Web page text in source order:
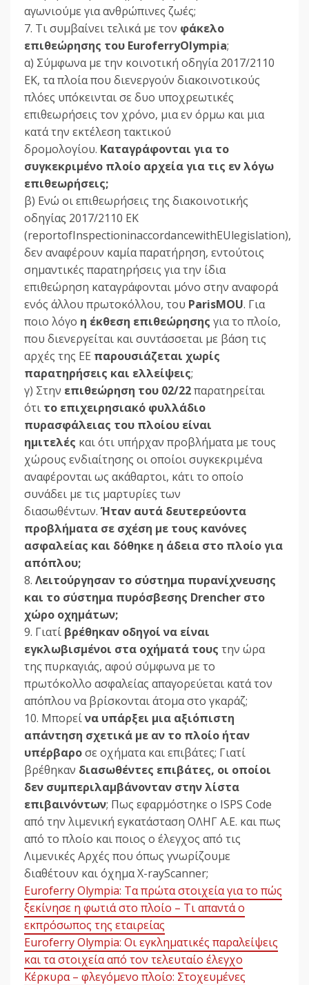
αγωνιούμε για ανθρώπινες ζωές;
7. Τι συμβαίνει τελικά με τον φάκελο
επιθεώρησης του EuroferryOlympia;
α) Σύμφωνα με την κοινοτική οδηγία 2017/2110
ΕΚ, τα πλοία που διενεργούν διακοινοτικούς
πλόες υπόκεινται σε δυο υποχρεωτικές
επιθεωρήσεις τον χρόνο, μια εν όρμω και μια
κατά την εκτέλεση τακτικού
δρομολογίου. Καταγράφονται για το
συγκεκριμένο πλοίο αρχεία για τις εν λόγω
επιθεωρήσεις;
β) Ενώ οι επιθεωρήσεις της διακοινοτικής
οδηγίας 2017/2110 ΕΚ
(reportofInspectioninaccordancewithEUlegislation),
δεν αναφέρουν καμία παρατήρηση, εντούτοις
σημαντικές παρατηρήσεις για την ίδια
επιθεώρηση καταγράφονται μόνο στην αναφορά
ενός άλλου πρωτοκόλλου, του ParisMOU. Για
ποιο λόγο η έκθεση επιθεώρησης για το πλοίο,
που διενεργείται και συντάσσεται με βάση τις
αρχές της ΕΕ παρουσιάζεται χωρίς
παρατηρήσεις και ελλείψεις;
γ) Στην επιθεώρηση του 02/22παρατηρείται
ότι το επιχειρησιακό φυλλάδιο
πυρασφάλειας του πλοίου είναι
ημιτελές και ότι υπήρχαν προβλήματα με τους
χώρους ενδιαίτησης οι οποίοι συγκεκριμένα
αναφέρονται ως ακάθαρτοι, κάτι το οποίο
συνάδει με τις μαρτυρίες των
διασωθέντων.Ήταν αυτά δευτερεύοντα
προβλήματα σε σχέση με τους κανόνες
ασφαλείας και δόθηκε η άδεια στο πλοίο για
απόπλου;
8. Λειτούργησαν το σύστημα πυρανίχνευσης
και το σύστημα πυρόσβεσης Drencher στο
χώρο οχημάτων;
9. Γιατί βρέθηκαν οδηγοί να είναι
εγκλωβισμένοι στα οχήματά τους την ώρα
της πυρκαγιάς, αφού σύμφωνα με το
πρωτόκολλο ασφαλείας απαγορεύεται κατά τον
απόπλου να βρίσκονται άτομα στο γκαράζ;
10. Μπορείνα υπάρξει μια αξιόπιστη
απάντηση σχετικά με αν το πλοίο ήταν
υπέρβαροσε οχήματα και επιβάτες; Γιατί
βρέθηκαν διασωθέντες επιβάτες, οι οποίοι
δεν συμπεριλαμβάνονταν στην λίστα
επιβαινόντων; Πως εφαρμόστηκε ο ISPS Code
από την λιμενική εγκατάσταση ΟΛΗΓ Α.Ε. και πως
από το πλοίο και ποιος ο έλεγχος από τις
Λιμενικές Αρχές που όπως γνωρίζουμε
διαθέτουν και όχημα X-rayScanner;
Euroferry Olympia: Τα πρώτα στοιχεία για το πώς
ξεκίνησε η φωτιά στο πλοίο – Τι απαντά ο
εκπρόσωπος της εταιρείας
Euroferry Olympia: Οι εγκληματικές παραλείψεις
και τα στοιχεία από τον τελευταίο έλεγχο
Κέρκυρα – φλεγόμενο πλοίο: Στοχευμένες